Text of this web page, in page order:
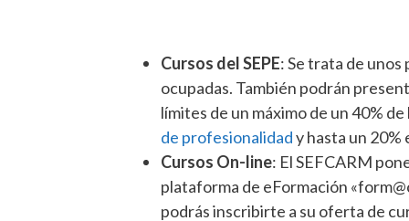
Cursos del SEPE: Se trata de
ocupadas. También podrán
límites de un máximo de un 40%
de profesionalidady hasta un 20%
Cursos On-line: El SEFCARM
plataforma de eFormación
podrás inscribirte a su oferta de